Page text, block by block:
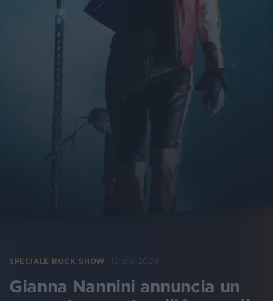
SPECIALE ROCK SHOW 19 dic 2024
Gianna Nannini annuncia un